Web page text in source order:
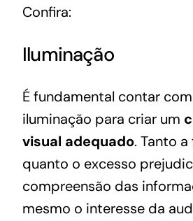
Confira:
Iluminação
É fundamental contar
iluminação para criar um
visual adequado. Tanto
quanto o excesso
compreensão das
mesmo o interesse da